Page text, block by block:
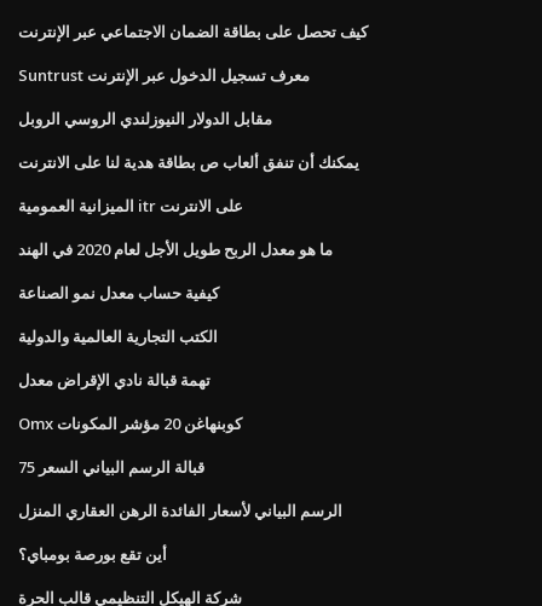
كيف تحصل على بطاقة الضمان الاجتماعي عبر الإنترنت
Suntrust معرف تسجيل الدخول عبر الإنترنت
مقابل الدولار النيوزلندي الروسي الروبل
يمكنك أن تنفق ألعاب ص بطاقة هدية لنا على الانترنت
الميزانية العمومية itr على الانترنت
ما هو معدل الربح طويل الأجل لعام 2020 في الهند
كيفية حساب معدل نمو الصناعة
الكتب التجارية العالمية والدولية
تهمة قبالة نادي الإقراض معدل
Omx كوبنهاغن 20 مؤشر المكونات
75 قبالة الرسم البياني السعر
الرسم البياني لأسعار الفائدة الرهن العقاري المنزل
أين تقع بورصة بومباي؟
شركة الهيكل التنظيمي قالب الحرة